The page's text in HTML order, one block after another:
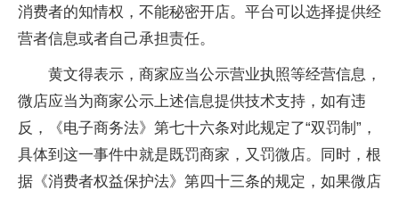
消费者的知情权，不能秘密开店。平台可以选择提供经
营者信息或者自己承担责任。
黄文得表示，商家应当公示营业执照等经营信息，
微店应当为商家公示上述信息提供技术支持，如有违
反，《电子商务法》第七十六条对此规定了“双罚制”，
具体到这一事件中就是既罚商家，又罚微店。同时，根
据《消费者权益保护法》第四十三条的规定，如果微店